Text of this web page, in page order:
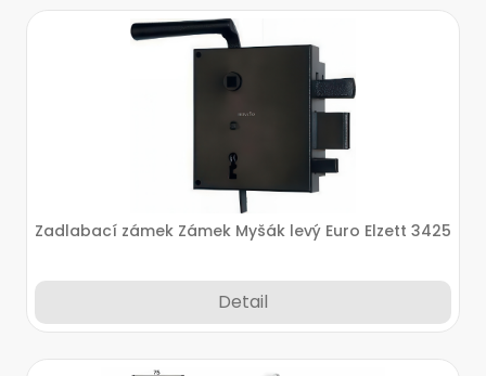
Zadlabací zámek Zámek Myšák levý Euro Elzett 3425
Detail